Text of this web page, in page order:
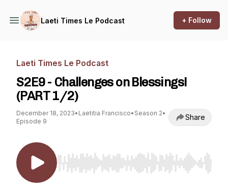
Laeti Times Le Podcast + Follow
Laeti Times Le Podcast
S2E9 - Challenges on Blessings!
(PART 1/2)
December 18, 2023• Laetitia Francisco• Season 2•
Episode 9
Share
Use Left/Right to seek, Home/End to jump to